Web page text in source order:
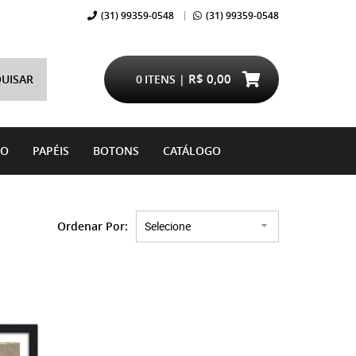
(31)99359-0548 (31)99359-0548
ITENS
0 R$ 0,00
PAPÉIS BOTONS CATÁLOGO
Ordenar Por Selecione